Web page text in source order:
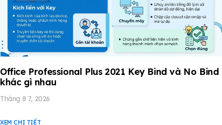
Office Professional Plus 2021 Key Bind và No Bind
khác gì nhau
Tháng 8 7, 2026
XEM CHI TIẾT